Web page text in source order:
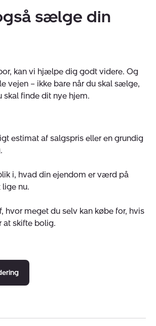
sælge din
kan vi hjælpe dig godt videre. Og
vejen – ikke bare når du skal sælge,
skal finde dit nye hjem.
estimat af salgspris eller en grundig
i, hvad din ejendom er værd på
lige nu.
hvor meget du selv kan købe for, hvis
at skifte bolig.